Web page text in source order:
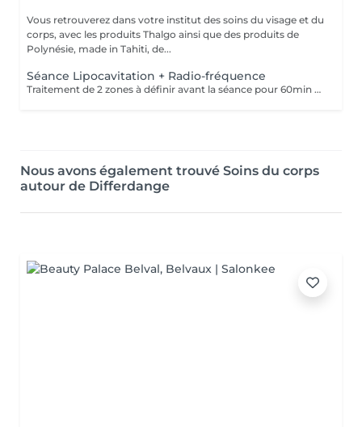
Vous retrouverez dans votre institut des soins du visage et du
corps, avec les produits Thalgo ainsi que des produits de
Polynésie, made in Tahiti, de...
Séance Lipocavitation + Radio-fréquence
Traitement de 2 zones à définir avant la séance pour 60min ou 1 zone pour 30 min. La lipocavitation utilise la propriété des ultrasons pour diminuer les cellules de graisse et la cellulite de votre corps. La fréquence de ces ondes favorise ce que l'on appelle le phénomène de cavitation donc l'élimination des graisses. La radiofréquence est basée sur la diffusion de micro-impulsions qui réchauffent les tissus pour améliorer leur fermeté.
Nous avons également trouvé Soins du corps
autour de Differdange